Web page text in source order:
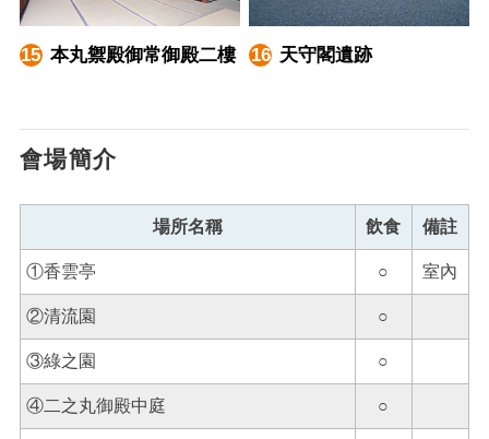
本丸禦殿御常御殿二樓 天守閣遺跡
會場簡介
場所名稱 飲食 備註
①香雲亭 ○ 室內
②清流園 ○
③綠之園 ○
④二之丸御殿中庭 ○